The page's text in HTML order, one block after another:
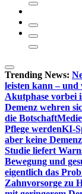
Trending News:
leisten kann – und
Akutphase vorbei
Demenz wehren
die Botschaft
Pflege werdenKI-
aber keine
Studie liefert
Bewegung und
eigentlich das
Zahnvorsorge zu